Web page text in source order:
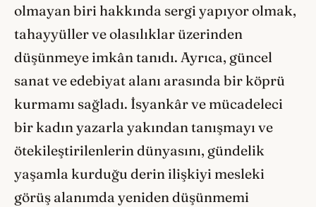
olmayan biri hakkında sergi yapıyor olmak,
tahayyüller ve olasılıklar üzerinden
düşünmeye imkân tanıdı. Ayrıca, güncel
sanat ve edebiyat alanı arasında bir köprü
kurmamı sağladı. İsyankâr ve mücadeleci
bir kadın yazarla yakından tanışmayı ve
ötekileştirilenlerin dünyasını, gündelik
yaşamla kurduğu derin ilişkiyi mesleki
görüş alanımda yeniden düşünmemi